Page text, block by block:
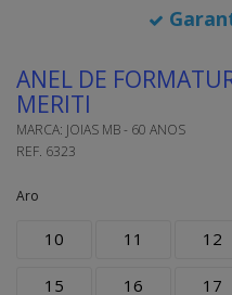
ANEL DE
MERITI
MARCA: JOIAS MB - 60 ANOS
REF. 6323
Aro
10 11 12
15 16 17